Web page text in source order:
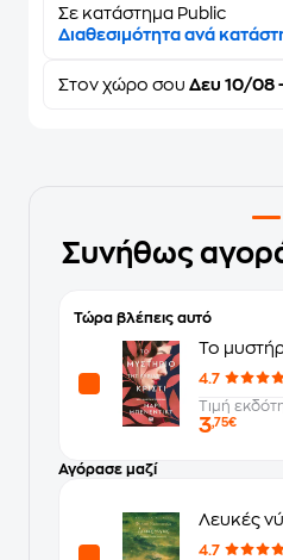
Σε κατάστημα Public
Διαθεσιμότητα ανά
Στον χώρο σου Δευ 10/08 -
Συνήθως
Τώρα βλέπεις αυτό
Το
4.7
Τιμή
3,75€
Αγόρασε μαζί
Λευκές
4.7